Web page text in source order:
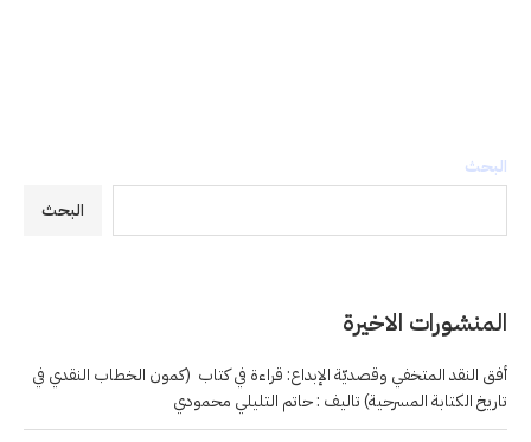
البحث
البحث
المنشورات الاخيرة
أفق النقد المتخفي وقصديّة الإبداع: قراءة في كتاب (كمون الخطاب النقدي في
تاريخ الكتابة المسرحية) تاليف : حاتم التليلي محمودي